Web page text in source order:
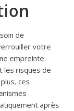
de
votre
empreinte
les risques de
ces
après